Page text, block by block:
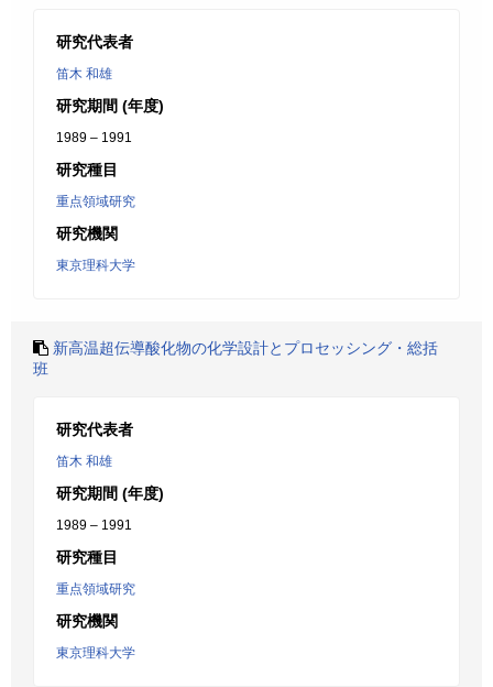
研究代表者
笛木 和雄
研究期間 (年度)
1989 – 1991
研究種目
重点領域研究
研究機関
東京理科大学
新高温超伝導酸化物の化学設計とプロセッシング・総括
班
研究代表者
笛木 和雄
研究期間 (年度)
1989 – 1991
研究種目
重点領域研究
研究機関
東京理科大学